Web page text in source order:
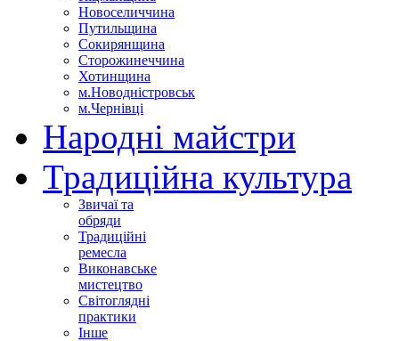
Новоселиччина
Путильщина
Сокирянщина
Сторожинеччина
Хотинщина
м.Новодністровськ
м.Чернівці
Народні майстри
Традиційна культура
Звичаї та
обряди
Традиційні
ремесла
Виконавське
мистецтво
Світоглядні
практики
Інше